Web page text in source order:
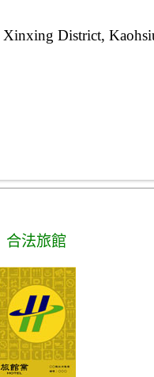
Xinxing District,
合法旅館